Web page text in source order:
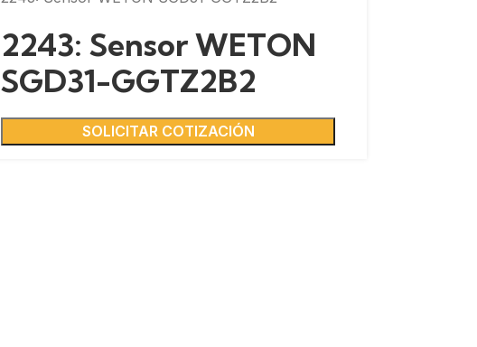
2243: Sensor WETON
SGD31-GGTZ2B2
SOLICITAR COTIZACIÓN